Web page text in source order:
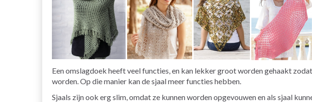
Een omslagdoek heeft veel functies, en kan lekker groot worden gehaakt
worden. Op die manier kan de sjaal meer functies hebben.
Sjaals zijn ook erg slim, omdat ze kunnen worden opgevouwen en als sjaal